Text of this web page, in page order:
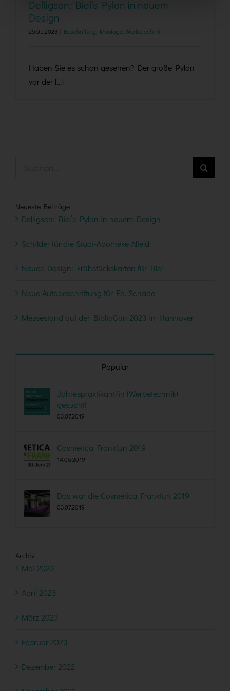
Delligsen: Biel’s Pylon in neuem
Design
25.05.2023 Beschriftung, Montage,Werbetechnik
Haben Sie es schon gesehen? Der große Pylon
vor der [...]
Neueste Beiträge
Delligsen: Biel’s Pylon in neuem Design
Schilder für die Stadt-Apotheke Alfeld
Neues Design: Frühstückskarten für Biel
Neue Autobeschriftung für Fa. Schade
Messestand auf der BiblioCon 2023 in Hannover
Popular
Jahrespraktikant/in (Werbetechnik)
gesucht!
03.07.2019
Cosmetica Frankfurt 2019
14.06.2019
Das war die Cosmetica Frankfurt 2019
03.07.2019
Archiv
Mai 2023
April 2023
März 2023
Februar 2023
Dezember 2022